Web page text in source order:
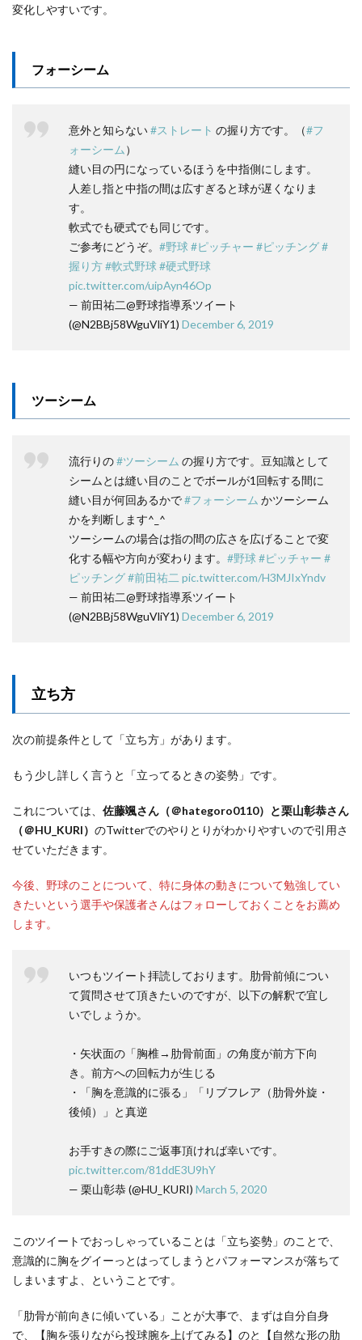
変化しやすいです。
フォーシーム
意外と知らない#ストレート の握り方です。（#フ
ォーシーム ）
縫い目の円になっているほうを中指側にします。
人差し指と中指の間は広すぎると球が遅くなりま
す。
軟式でも硬式でも同じです。
ご参考にどうぞ。 #野球#ピッチャー #ピッチング#
握り方#軟式野球#硬式野球
pic.twitter.com/uipAyn46Op
— 前田祐二@野球指導系ツイート
(@N2BBj58WguVliY1) December 6, 2019
ツーシーム
流行りの#ツーシーム の握り方です。豆知識として
シームとは縫い目のことでボールが1回転する間に
縫い目が何回あるかで#フォーシーム かツーシーム
かを判断します^_^
ツーシームの場合は指の間の広さを広げることで変
化する幅や方向が変わります。 #野球#ピッチャー #
ピッチング#前田祐二 pic.twitter.com/H3MJIxYndv
— 前田祐二@野球指導系ツイート
(@N2BBj58WguVliY1) December 6, 2019
立ち方
次の前提条件として「立ち方」があります。
もう少し詳しく言うと「立ってるときの姿勢」です。
これについては、 佐藤颯さん（＠hategoro0110）と栗山彰恭さん
（＠HU_KURI） のTwitterでのやりとりがわかりやすいので引用さ
せていただきます。
今後、野球のことについて、特に身体の動きについて勉強してい
きたいという選手や保護者さんはフォローしておくことをお薦め
します。
いつもツイート拝読しております。肋骨前傾につい
て質問させて頂きたいのですが、以下の解釈で宜し
いでしょうか。
・矢状面の「胸椎→肋骨前面」の角度が前方下向
き。前方への回転力が生じる
・「胸を意識的に張る」「リブフレア（肋骨外旋・
後傾）」と真逆
お手すきの際にご返事頂ければ幸いです。
pic.twitter.com/81ddE3U9hY
— 栗山彰恭 (@HU_KURI) March 5, 2020
このツイートでおっしゃっていることは「立ち姿勢」のことで、
意識的に胸をグイーっとはってしまうとパフォーマンスが落ちて
しまいますよ、ということです。
「肋骨が前向きに傾いている」ことが大事で、まずは自分自身
で、【胸を張りながら投球腕を上げてみる】のと【自然な形の肋